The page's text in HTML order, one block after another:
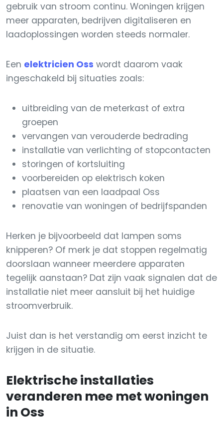
gebruik van stroom continu. Woningen krijgen
meer apparaten, bedrijven digitaliseren en
laadoplossingen worden steeds normaler.
Een elektricien Oss wordt daarom vaak
ingeschakeld bij situaties zoals:
uitbreiding van de meterkast of extra
groepen
vervangen van verouderde bedrading
installatie van verlichting of stopcontacten
storingen of kortsluiting
voorbereiden op elektrisch koken
plaatsen van een laadpaal Oss
renovatie van woningen of bedrijfspanden
Herken je bijvoorbeeld dat lampen soms
knipperen? Of merk je dat stoppen regelmatig
doorslaan wanneer meerdere apparaten
tegelijk aanstaan? Dat zijn vaak signalen dat de
installatie niet meer aansluit bij het huidige
stroomverbruik.
Juist dan is het verstandig om eerst inzicht te
krijgen in de situatie.
Elektrische installaties
veranderen mee met woningen
in Oss